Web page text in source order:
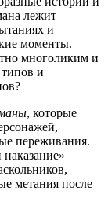
лежит
и
моменты.
многоликим и
и
, которые
переживания.
метания после